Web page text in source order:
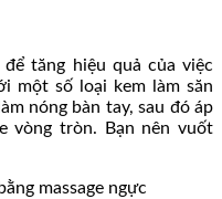
tăng hiệu quả của việc
một số loại kem làm săn
nóng bàn tay, sau đó áp
vòng tròn. Bạn nên vuốt